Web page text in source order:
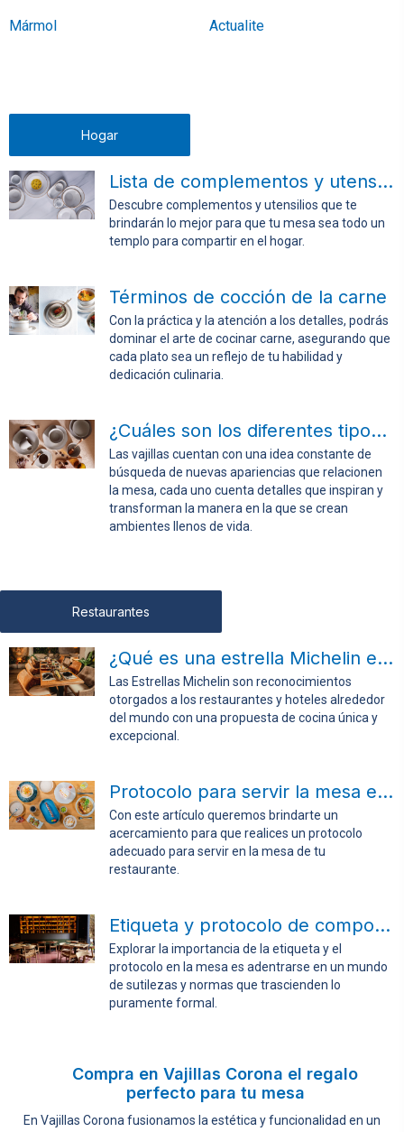
Mármol Actualite
Hogar
Lista de complementos y utensilios para la mesa
Descubre complementos y utensilios que te
brindarán lo mejor para que tu mesa sea todo un
templo para compartir en el hogar.
Términos de cocción de la carne
Con la práctica y la atención a los detalles, podrás
dominar el arte de cocinar carne, asegurando que
cada plato sea un reflejo de tu habilidad y
dedicación culinaria.
¿Cuáles son los diferentes tipos de vajillas?
Las vajillas cuentan con una idea constante de
búsqueda de nuevas apariencias que relacionen
la mesa, cada uno cuenta detalles que inspiran y
transforman la manera en la que se crean
ambientes llenos de vida.
Restaurantes
¿Qué es una estrella Michelin en cocina?
Las Estrellas Michelin son reconocimientos
otorgados a los restaurantes y hoteles alrededor
del mundo con una propuesta de cocina única y
excepcional.
Protocolo para servir la mesa en tu restaurante
Con este artículo queremos brindarte un
acercamiento para que realices un protocolo
adecuado para servir en la mesa de tu
restaurante.
Etiqueta y protocolo de comportamientos en la mesa
Explorar la importancia de la etiqueta y el
protocolo en la mesa es adentrarse en un mundo
de sutilezas y normas que trascienden lo
puramente formal.
Compra en Vajillas Corona el regalo
perfecto para tu mesa
En Vajillas Corona fusionamos la estética y funcionalidad en un